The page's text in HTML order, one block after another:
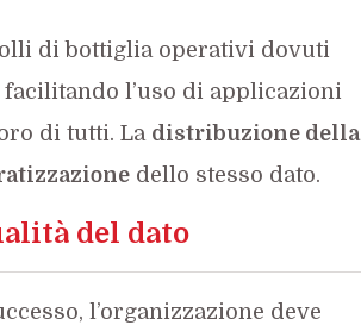
di bottiglia operativi dovuti
l’uso di applicazioni
di tutti. La distribuzione della
dello stesso dato.
del dato
l’organizzazione deve